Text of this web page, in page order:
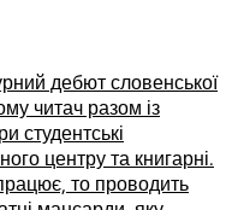
дебют словенської
читач разом із
студентські
центру та книгарні.
то проводить